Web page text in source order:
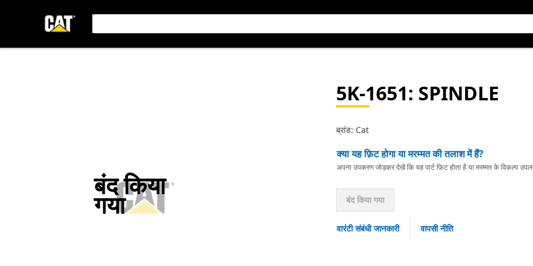
बंद किया
गया
5K-1651: SPINDLE
ब्रांड: Cat
क्या यह फ़िट होगा या मरम्मत की तलाश में हैं?
अपना उपकरण जोड़कर देखें कि यह पार्ट फ़िट होता है या मरम्मत के विकल्प
बंद किया गया
वारंटी संबंधी जानकारी वापसी नीति